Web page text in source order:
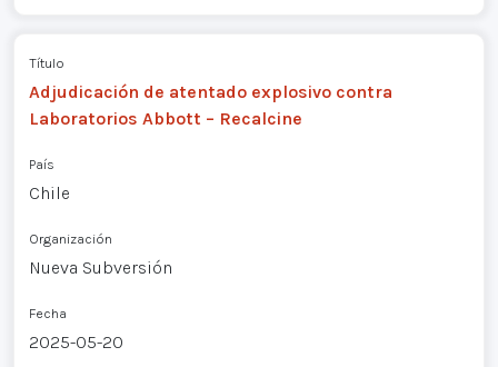
Título
Adjudicación de atentado explosivo contra
Laboratorios Abbott – Recalcine
País
Chile
Organización
Nueva Subversión
Fecha
2025-05-20